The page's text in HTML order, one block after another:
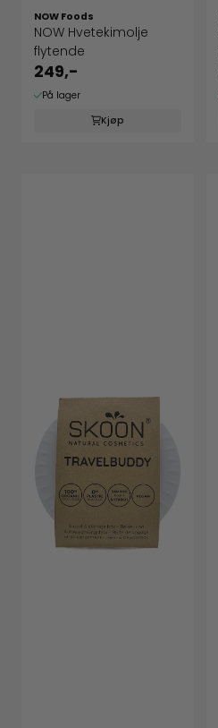
NOW Foods
NOW Hvetekimolje
flytende
249,-
På lager
Kjøp